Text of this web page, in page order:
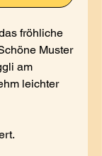
fröhliche
Muster
am
leichter